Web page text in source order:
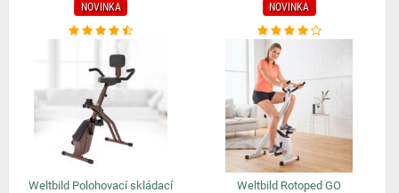
NOVINKA
Weltbild Polohovací skládací
NOVINKA
Weltbild Rotoped GO